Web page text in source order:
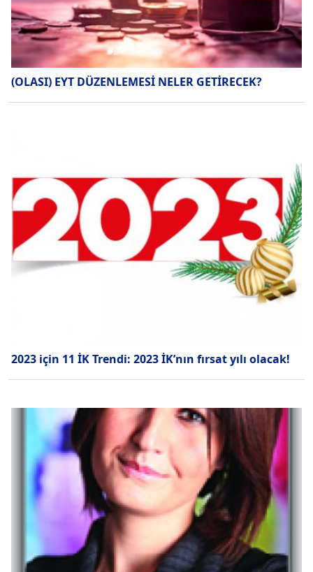
(OLASI) EYT DÜZENLEMESİ NELER GETİRECEK?
2023 için 11 İK Trendi: 2023 İK’nın fırsat yılı olacak!